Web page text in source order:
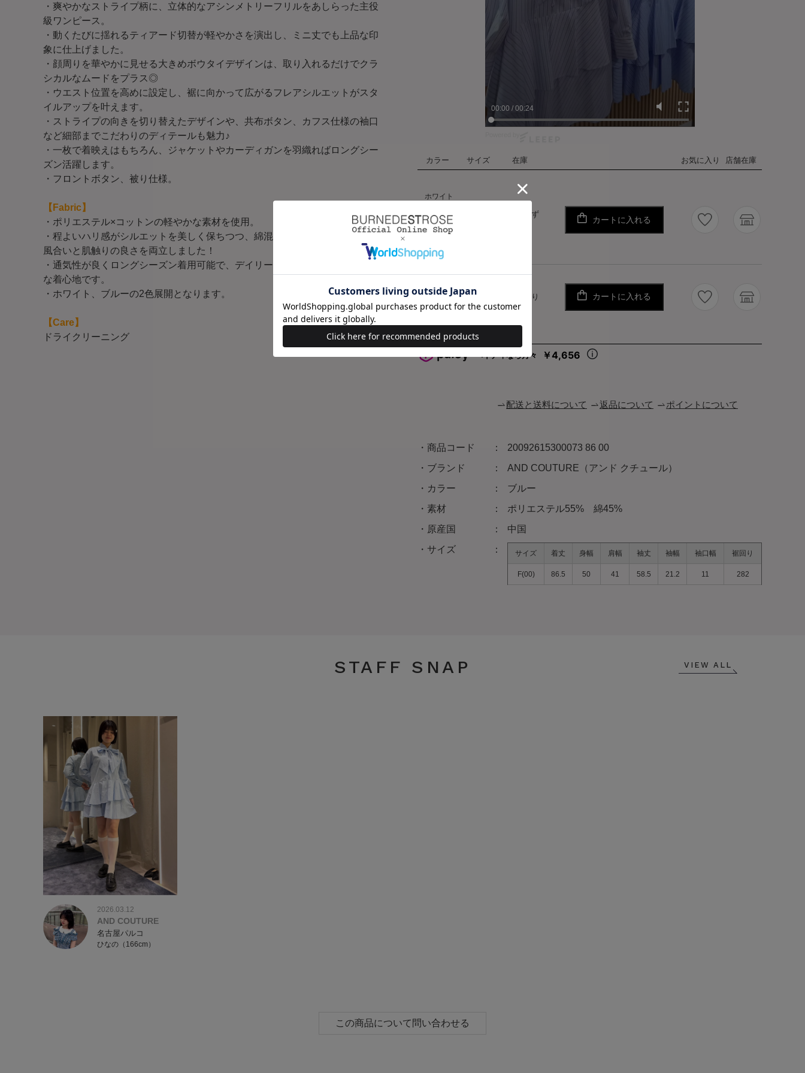
・爽やかなストライプ柄に、立体的なアシンメトリーフリルをあしらった主役
級ワンピース。
・動くたびに揺れるティアード切替が軽やかさを演出し、ミニ丈でも上品な印
象に仕上げました。
・顔周りを華やかに見せる大きめボウタイデザインは、取り入れるだけでクラ
シカルなムードをプラス◎
・ウエスト位置を高めに設定し、裾に向かって広がるフレアシルエットがスタ
イルアップを叶えます。
・ストライプの向きを切り替えたデザインや、共布ボタン、カフス仕様の袖口
など細部までこだわりのディテールも魅力♪
・一枚で着映えはもちろん、ジャケットやカーディガンを羽織ればロングシー
ズン活躍します。
・フロントボタン、被り仕様。
【Fabric】
・ポリエステル×コットンの軽やかな素材を使用。
・程よいハリ感がシルエットを美しく保ちつつ、綿混ならではのナチュラルな
風合いと肌触りの良さを両立しました！
・通気性が良くロングシーズン着用可能で、デイリーにも取り入れやすい快適
な着心地です。
・ホワイト、ブルーの2色展開となります。
【Care】
ドライクリーニング
00:01 / 00:24
カラー サイズ 在庫 お気に入り 店舗在庫
ホワイト
残りわず
カートに入れる
ハート
ブルー
在庫あり カートに入れる
ハート
ペイディなら月々 ￥4,656
配送と送料について 返品について ポイントについて
商品コード
20092615300073 86 00
ブランド
AND COUTURE（アンド クチュール）
カラー
ブルー
素材
ポリエステル55% 綿45%
原産国
中国
サイズ
サイズ 着丈 身幅 肩幅 袖丈 袖幅 袖口幅 裾回り
F(00) 86.5 50 41 58.5 21.2 11 282
STAFF SNAP VIEW ALL
2026.03.12
AND COUTURE
名古屋パルコ
ひなの（166cm）
この商品について問い合わせる